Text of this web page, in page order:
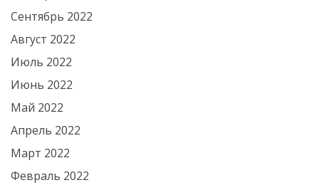
Сентябрь 2022
Август 2022
Июль 2022
Июнь 2022
Май 2022
Апрель 2022
Март 2022
Февраль 2022